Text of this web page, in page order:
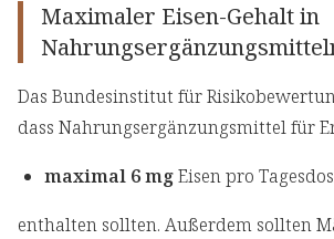
Maximaler Eisen-Gehalt in
Das Bundesinstitut für
dass Nahrungsergänzungsmittel für
maximal 6 mgEisen pro
enthalten sollten. Außerdem sollten